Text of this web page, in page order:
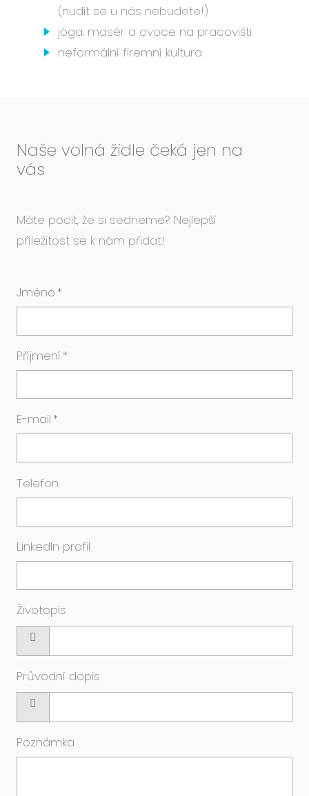
(nudit se u nás nebudete!)
jóga, masér a ovoce na pracovišti
neformální firemní kultura
Naše volná židle čeká jen na
vás
Máte pocit, že si sedneme? Nejlepší
příležitost se k nám přidat!
Jméno*
Příjmení*
E-mail*
Telefon
LinkedIn profil
Životopis
soubor
Průvodní dopis
soubor
Poznámka